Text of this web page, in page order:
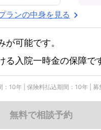
ランの中身を見る
可能です。
入院一時金の保障で
：10年 | 保険料払込期間：10年 |
無料で相談予約